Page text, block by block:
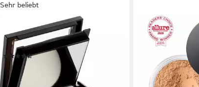
Sehr beliebt
MAYBELLINE NEW YORK
Puder FIT ME! COMPACT POWDER,
mit langanhaltender Formel
(480)
5,99 €
(665,56 €/ 1 kg)
-25%
BAREMINERALS
Foundation
SPF15
46,04 €
(5.755,00 €/ 1 kg)
lieferbar in 2